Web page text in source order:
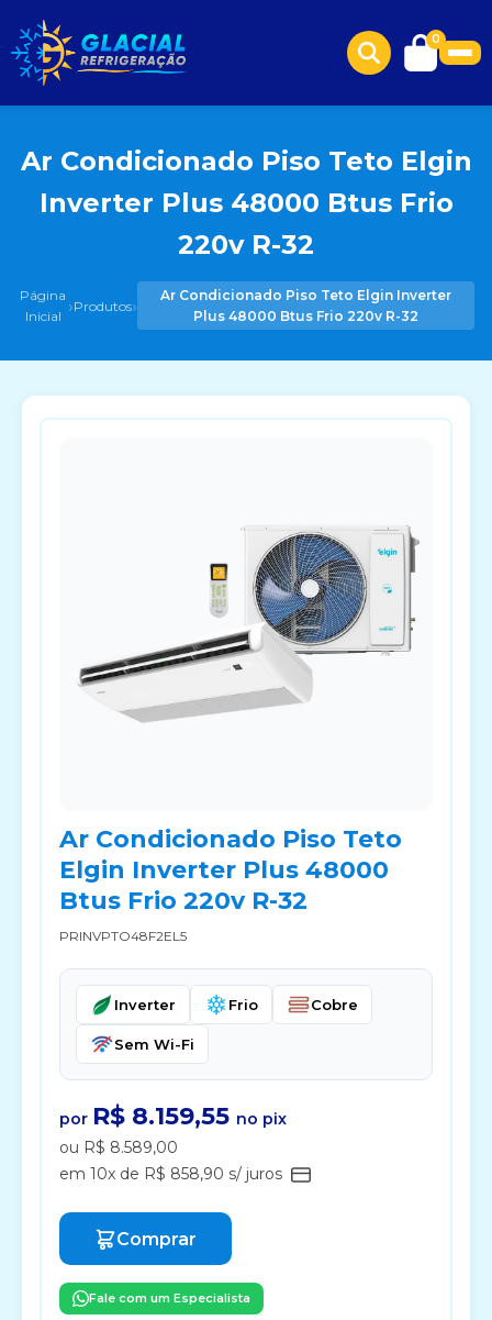
0
Ar Condicionado Piso Teto Elgin
Inverter Plus 48000 Btus Frio
220v R-32
Página
Inicial ›Produtos›
Ar Condicionado Piso Teto Elgin Inverter
Plus 48000 Btus Frio 220v R-32
Ar Condicionado Piso Teto
Elgin Inverter Plus 48000
Btus Frio 220v R-32
PRINVPTO48F2EL5
Inverter Frio Cobre
Sem Wi-Fi
por R$ 8.159,55 no pix
ou R$ 8.589,00
em 10x de R$ 858,90 s/ juros
Comprar
Fale com um Especialista